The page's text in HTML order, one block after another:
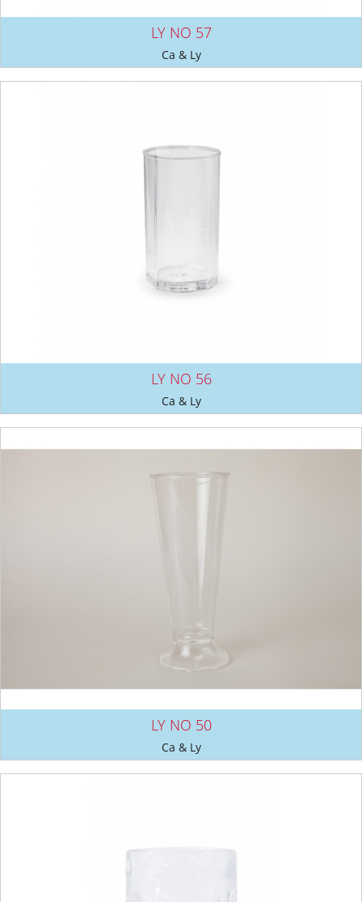
LY NO 57
Ca & Ly
LY NO 56
Ca & Ly
LY NO 50
Ca & Ly